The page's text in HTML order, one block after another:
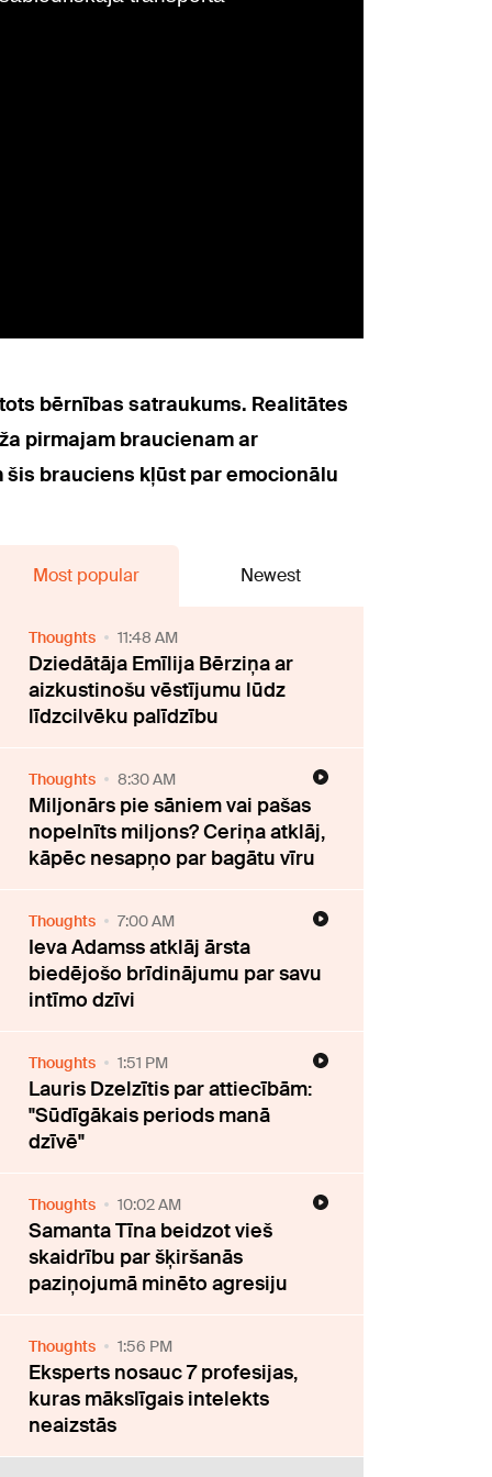
bērnības satraukums. Realitātes
pirmajam braucienam ar
brauciens kļūst par emocionālu
Most popular Newest
Thoughts 11:48 AM
Dziedātāja Emīlija Bērziņa ar
aizkustinošu vēstījumu lūdz
līdzcilvēku palīdzību
Thoughts 8:30 AM
Miljonārs pie sāniem vai pašas
nopelnīts miljons? Ceriņa atklāj,
kāpēc nesapņo par bagātu vīru
Thoughts 7:00 AM
Ieva Adamss atklāj ārsta
biedējošo brīdinājumu par savu
intīmo dzīvi
Thoughts 1:51 PM
Lauris Dzelzītis par attiecībām:
"Sūdīgākais periods manā
dzīvē"
Thoughts 10:02 AM
Samanta Tīna beidzot vieš
skaidrību par šķiršanās
paziņojumā minēto agresiju
Thoughts 1:56 PM
Eksperts nosauc 7 profesijas,
kuras mākslīgais intelekts
neaizstās